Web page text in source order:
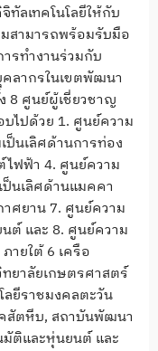
ลเทคโนโลยีให้กับ
สามารถพร้อมรับมือ
รทำงานร่วมกับ
ลากรในเขตพัฒนา
8 ศูนย์ผู้เชี่ยวชาญ
ไปด้วย 1. ศูนย์ความ
ป็นเลิศด้านการท่อง
ไฟฟ้า 4. ศูนย์ความ
นเลิศด้านแมคคา
ศยาน 7. ศูนย์ความ
ต์ และ 8. ศูนย์ความ
ายใต้ 6 เครือ
ยาลัยเกษตรศาสตร์
ลยีราชมงคลตะวัน
สัตหีบ, สถาบันพัฒนา
มัติและหุ่นยนต์ และ